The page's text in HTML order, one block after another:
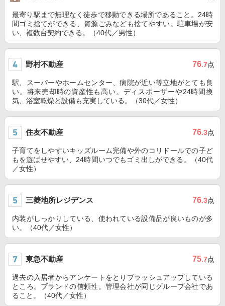
最寄り駅まで無理なく徒歩で移動できる場所であること。24時
間ゴミ捨てができる、資源ごみなども捨てやすい。駐車場が安
い、複数台契約できる。（40代／男性）
野村不動産 76.7点
駅、スーパーやホームセンター、病院が近い等立地がとても良
い。将来売却時の資産性も高い。ディスポーザーや24時間換
気、浴室乾燥と設備も充実している。（30代／女性）
住友不動産 76.3点
子育てをしやすいキッズルーム完備や外のコリドールでの子ど
もを遊ばせやすい、24時間いつでもゴミ出しができる。（40代
／女性）
三菱地所レジデンス 76.3点
内装がしっかりしている、使われている設備品が良いものが多
い。（40代／女性）
東急不動産 75.7点
過去の入居者からアンケートをとりブラッシュアップしている
ところ。ブランドの信頼性。管理会社が同じグループ会社であ
ること。（40代／女性）